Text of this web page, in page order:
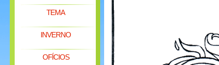
TEMA
INVERNO
OFÍCIOS